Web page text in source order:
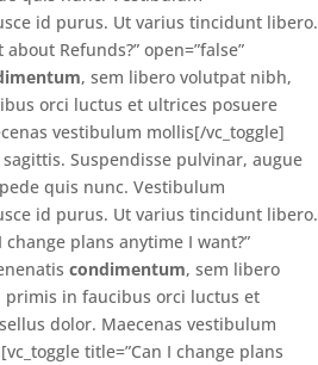
id purus. Ut varius tincidunt libero.
Refunds?” open=”false”
, sem libero volutpat nibh,
orci luctus et ultrices posuere
vestibulum mollis[/vc_toggle]
sagittis. Suspendisse pulvinar, augue
quis nunc. Vestibulum
id purus. Ut varius tincidunt libero.
plans anytime I want?”
condimentum, sem libero
primis in faucibus orci luctus et
dolor. Maecenas vestibulum
title=”Can I change plans